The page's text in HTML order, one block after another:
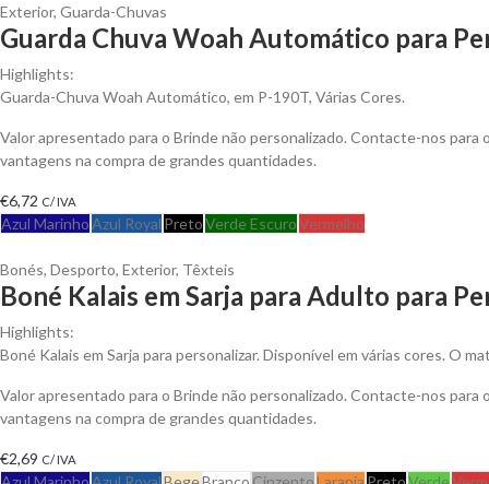
Exterior, Guarda-Chuvas
Guarda Chuva Woah Automático para
Highlights:
Guarda-Chuva Woah Automático, em P-190T, Várias Cores.
Valor apresentado para o Brinde não personalizado. Contacte-nos para
vantagens na compra de grandes quantidades.
€6,72 C/ IVA
Azul MarinhoAzul Royal PretoVerde EscuroVermelho
Bonés, Desporto, Exterior, Têxteis
Boné Kalais em Sarja para Adulto para
Highlights:
Boné Kalais em Sarja para personalizar. Disponível em várias cores. O
Valor apresentado para o Brinde não personalizado. Contacte-nos para
vantagens na compra de grandes quantidades.
€2,69 C/ IVA